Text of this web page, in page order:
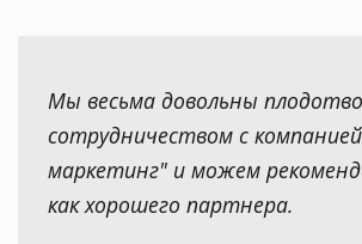
Мы весьма довольны
сотрудничеством с
маркетинг" и можем
как хорошего партнера.